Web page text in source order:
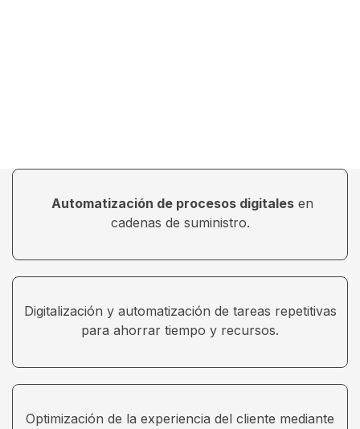
Automatización de procesos digitalesen
cadenas de suministro.
Digitalización y automatización de tareas repetitivas
para ahorrar tiempo y recursos.
Optimización de la experiencia del cliente mediante